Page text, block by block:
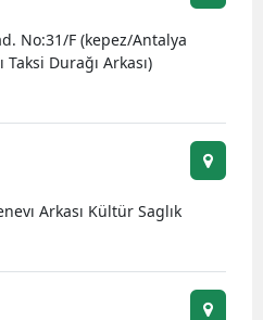
No:31/F (kepez/Antalya
Taksi Durağı Arkası)
Arkası Kültür Saglık